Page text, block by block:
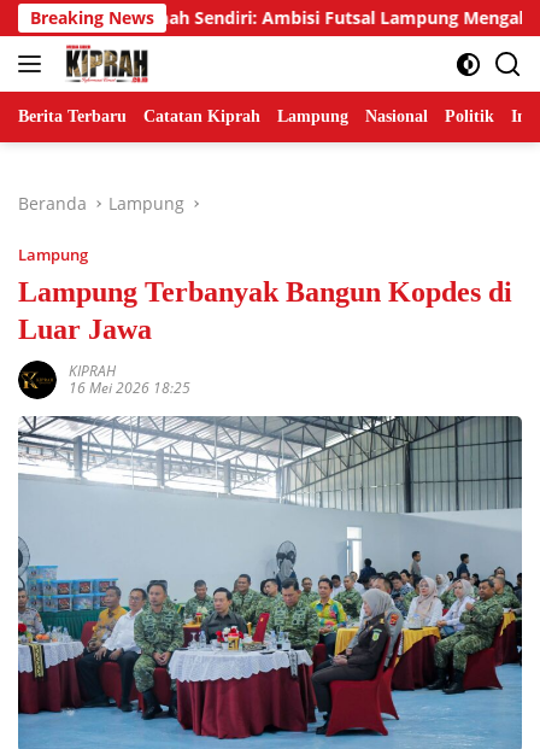
Langsung
ke
konten
Breaking News
di Rumah Sendiri: Ambisi Futsal Lampung Mengakhiri Tradisi
Berita Terbaru Catatan Kiprah Lampung Nasional Politik
Beranda Lampung
Lampung
Lampung Terbanyak Bangun Kopdes di
Luar Jawa
KIPRAH
16 Mei 2026 18:25